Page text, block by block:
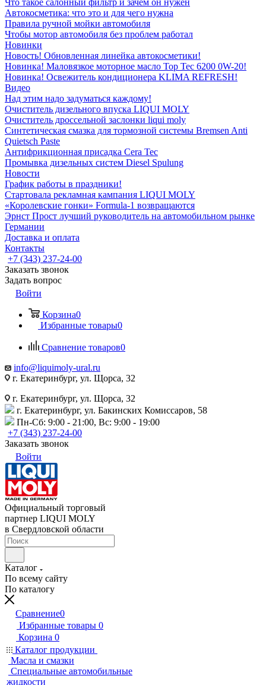
Что такое салонный фильтр и зачем он нужен
Автокосметика: что это и для чего нужна
Правила ручной мойки автомобиля
Чтобы мотор автомобиля без проблем работал
Новинки
Новость! Обновленная линейка автокосметики!
Новинка! Маловязкое моторное масло Top Tec 6200 0W-20!
Новинка! Освежитель кондиционера KLIMA REFRESH!
Видео
Над этим надо задуматься каждому!
Очиститель дизельного впуска LIQUI MOLY
Очиститель дроссельной заслонки liqui moly
Синтетическая смазка для тормозной системы Bremsen Anti
Quietsch Paste
Антифрикционная присадка Cera Tec
Промывка дизельных систем Diesel Spulung
Новости
График работы в праздники!
Стартовала рекламная кампания LIQUI MOLY
«Королевские гонки» Formula-1 возвращаются
Эрнст Прост лучший руководитель на автомобильном рынке
Германии
Доставка и оплата
Контакты
+7 (343) 237-24-00
Заказать звонок
Задать вопрос
Войти
Корзина0
Избранные товары0
Сравнение товаров0
info@liquimoly-ural.ru
г. Екатеринбург, ул. Щорса, 32
г. Екатеринбург, ул. Щорса, 32
г. Екатеринбург, ул. Бакинских Комиссаров, 58
Пн-Сб: 9:00 - 21:00, Вс: 9:00 - 19:00
+7 (343) 237-24-00
Заказать звонок
Войти
Официальный торговый
партнер LIQUI MOLY
в Свердловской области
Каталог
По всему сайту
По каталогу
Сравнение0
Избранные товары 0
Корзина 0
Каталог продукции
Масла и смазки
Специальные автомобильные
жидкости